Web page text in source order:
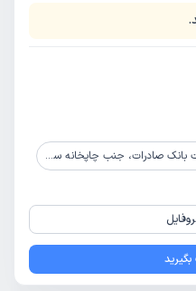
جنب چاپخانه سپاهان، مطب دکتر طاهری